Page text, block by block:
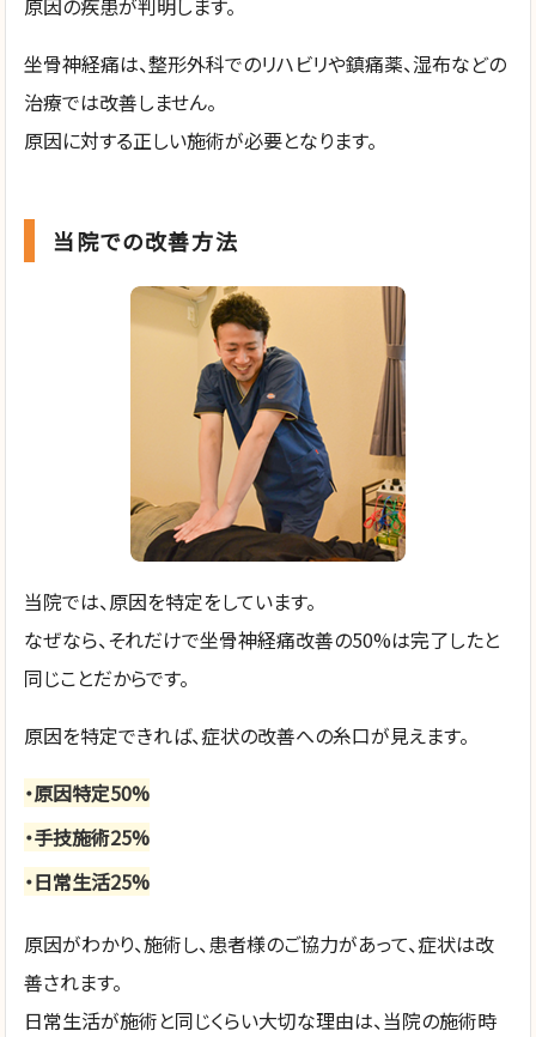
原因の疾患が判明します。
坐骨神経痛は、整形外科でのリハビリや鎮痛薬、湿布などの
治療では改善しません。
原因に対する正しい施術が必要となります。
当院での改善方法
当院では、原因を特定をしています。
なぜなら、それだけで坐骨神経痛改善の50%は完了したと
同じことだからです。
原因を特定できれば、症状の改善への糸口が見えます。
・原因特定50%
・手技施術25%
・日常生活25%
原因がわかり、施術し、患者様のご協力があって、症状は改
善されます。
日常生活が施術と同じくらい大切な理由は、当院の施術時